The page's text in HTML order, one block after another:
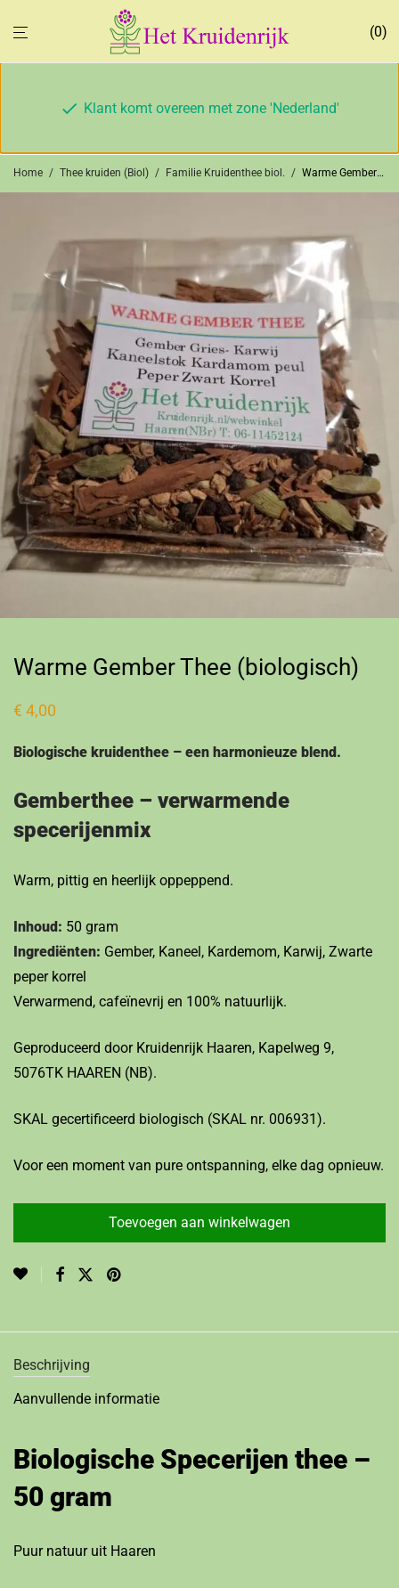
0
Klant komt overeen met zone 'Nederland'
Home / Thee kruiden (Biol) / Familie Kruidenthee biol. / Warme Gember Thee (biologisch)
Warme Gember Thee (biologisch)
€ 4,00
Biologische kruidenthee – een harmonieuze blend.
Gemberthee – verwarmende
specerijenmix
Warm, pittig en heerlijk oppeppend.
Inhoud: 50 gram
Ingrediënten: Gember, Kaneel, Kardemom, Karwij, Zwarte
peper korrel
Verwarmend, cafeïnevrij en 100% natuurlijk.
Geproduceerd door Kruidenrijk Haaren, Kapelweg 9,
5076TK HAAREN (NB).
SKAL gecertificeerd biologisch (SKAL nr. 006931).
Voor een moment van pure ontspanning, elke dag opnieuw.
Toevoegen aan winkelwagen
Beschrijving
Aanvullende informatie
Biologische Specerijen thee –
50 gram
Puur natuur uit Haaren